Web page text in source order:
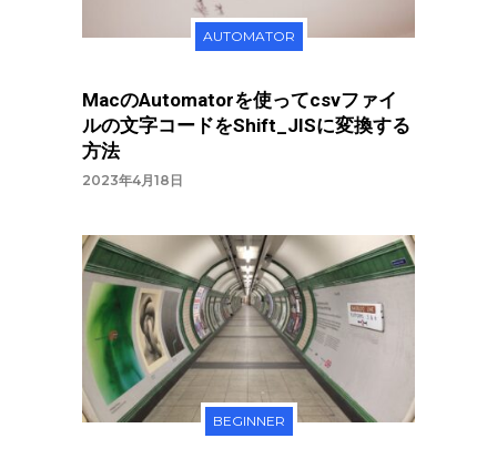
AUTOMATOR
MacのAutomatorを使ってcsvファイ
ルの文字コードをShift_JISに変換する
方法
2023年4月18日
BEGINNER